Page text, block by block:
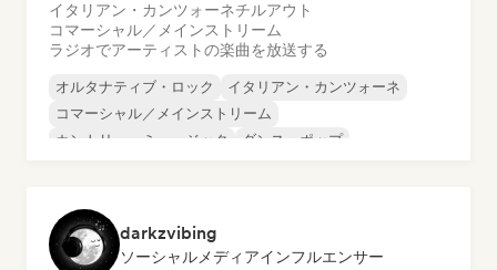
イタリアン・カンツォーネチルアウト
コマーシャル／メインストリーム
ラジオでアーティストの楽曲を放送する
オルタナティブ・ロック
イタリアン・カンツォーネ
コマーシャル／メインストリーム
カントリー・ミュージック
ダンス・ポップ
darkzvibing
ソーシャルメディアインフルエンサー